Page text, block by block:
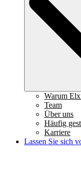
Warum
Team
Über uns
Häufig
Karriere
Lassen Sie sich